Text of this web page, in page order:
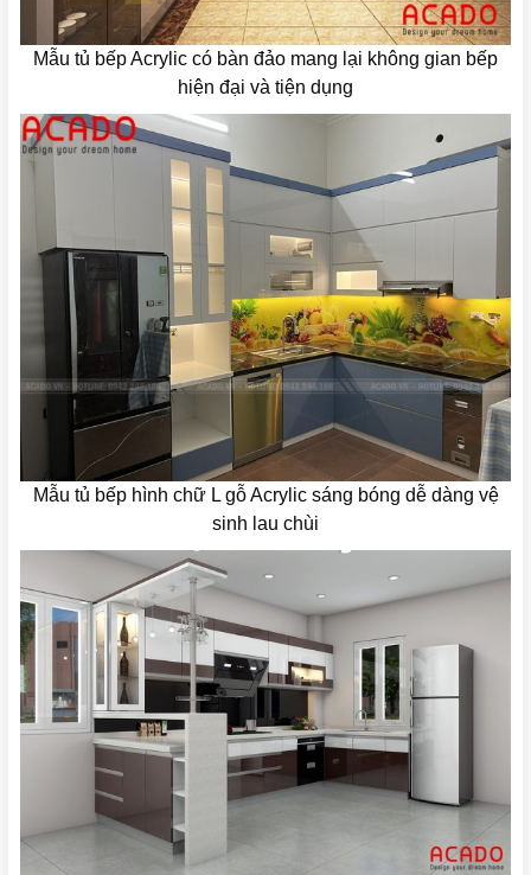
Mẫu tủ bếp Acrylic có bàn đảo mang lại không gian bếp
hiện đại và tiện dụng
Mẫu tủ bếp hình chữ L gỗ Acrylic sáng bóng dễ dàng vệ
sinh lau chùi